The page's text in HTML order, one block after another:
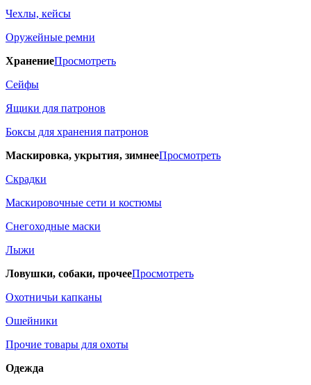
Чехлы, кейсы
Оружейные ремни
ХранениеПросмотреть
Сейфы
Ящики для патронов
Боксы для хранения патронов
Маскировка, укрытия, зимнееПросмотреть
Скрадки
Маскировочные сети и костюмы
Снегоходные маски
Лыжи
Ловушки, собаки, прочееПросмотреть
Охотничьи капканы
Ошейники
Прочие товары для охоты
Одежда